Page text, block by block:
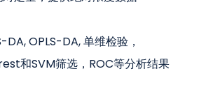
DA, OPLS-DA, 单维检验，
和SVM筛选，ROC等分析结果